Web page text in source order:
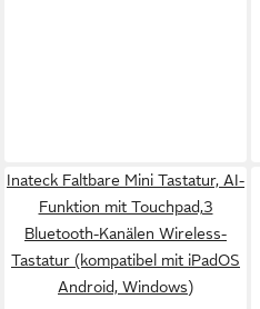
Inateck Faltbare Mini Tastatur, AI-
Funktion mit Touchpad,3
Bluetooth-Kanälen Wireless-
Tastatur (kompatibel mit iPadOS
Android, Windows)